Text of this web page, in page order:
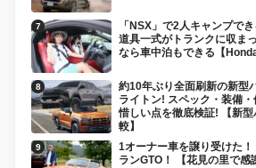
「NSX」で2人キャンプで
道具一式がトランクに収ま
なら車中泊もできる【
約10年ぶり全面刷新の新型
ライトン! スペック・装備
惜しい点を徹底検証! 【新
較】
1オーナー車を譲り受けた
ランGTO！ 【花見の里で感